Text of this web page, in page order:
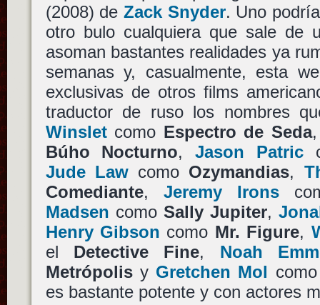
(2008) de Zack Snyder. Uno
otro bulo cualquiera que sale de
asoman bastantes realidades ya
semanas y, casualmente, esta
exclusivas de otros films
traductor de ruso los nombres
Winsletcomo Espectro de Seda
Búho Nocturno,Jason Patric
Jude Lawcomo Ozymandias,
Comediante, Jeremy Irons
Madsen como Sally Jupiter,
Henry Gibson como Mr. Figure,
el Detective Fine, Noah
Metrópolisy Gretchen Mol
es bastante potente y con actores